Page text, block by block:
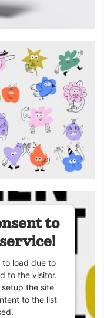
to
load due to
to the visitor.
the site
to the list